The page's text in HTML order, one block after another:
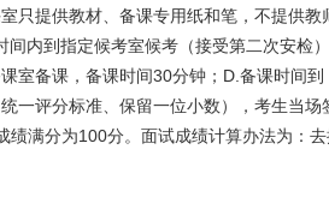
只提供教材、备课专用纸和笔，不提供教
间内到指定候考室候考（接受第二次安检
室备课，备课时间30分钟；D.备课时间
一评分标准、保留一位小数），考生当场
绩满分为100分。面试成绩计算办法为：